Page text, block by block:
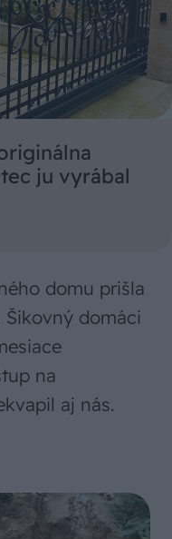
ju vyrábal
domu prišla
Šikovný domáci
na
aj nás.